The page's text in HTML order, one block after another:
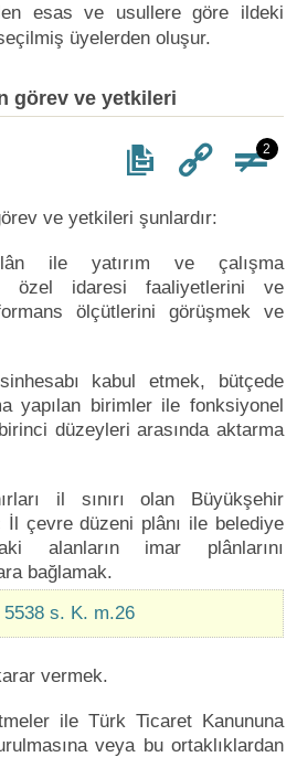
esas ve usullere göre ildeki
üyelerden oluşur.
görev ve yetkileri
2
ve yetkileri şunlardır:
ile yatırım ve çalışma
il özel idaresi faaliyetlerini ve
ölçütlerini görüşmek ve
kabul etmek, bütçede
yapılan birimler ile fonksiyonel
birinci düzeyleri arasında aktarma
il sınırı olan Büyükşehir
İl çevre düzeni plânı ile belediye
alanların imar plânlarını
bağlamak.
s. K. m.26
vermek.
ile Türk Ticaret Kanununa
veya bu ortaklıklardan